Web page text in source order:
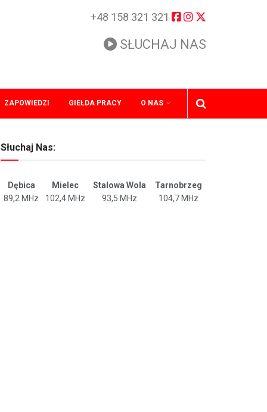
+48 158 321 321
SŁUCHAJ NAS
ZAPOWIEDZI GIEŁDA PRACY O NAS
Słuchaj Nas:
Dębica Mielec Stalowa Wola
Tarnobrzeg
89,2 MHz
102,4 MHz 93,5 MHz 104,7 MHz